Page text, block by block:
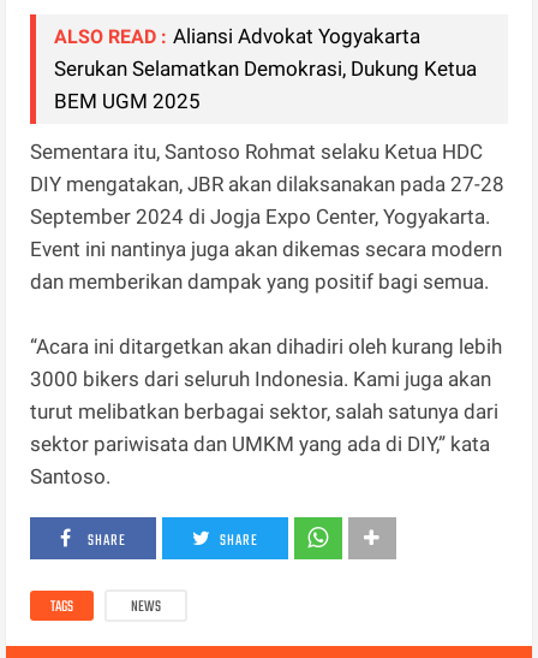
ALSO READ : Aliansi Advokat Yogyakarta
Serukan Selamatkan Demokrasi, Dukung Ketua
BEM UGM 2025
Sementara itu, Santoso Rohmat selaku Ketua HDC
DIY mengatakan, JBR akan dilaksanakan pada 27-28
September 2024 di Jogja Expo Center, Yogyakarta.
Event ini nantinya juga akan dikemas secara modern
dan memberikan dampak yang positif bagi semua.
“Acara ini ditargetkan akan dihadiri oleh kurang lebih
3000 bikers dari seluruh Indonesia. Kami juga akan
turut melibatkan berbagai sektor, salah satunya dari
sektor pariwisata dan UMKM yang ada di DIY,” kata
Santoso.
SHARE SHARE
TAGS NEWS